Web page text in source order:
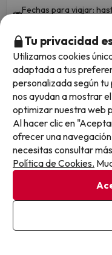
Fechas para viajar:
Ver
Otras iniciativas de
son Esquiades.com
España) y
de 1.000.000 de
reservar y
Tu privacidad
Utilizamos cookies
adaptada a tus
personalizada según
nos ayudan a mostrar
optimizar nuestra web
Al hacer clic en
ofrecer una
necesitas consultar
Política de Cookies.